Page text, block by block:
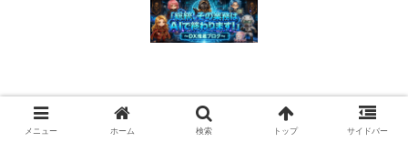
メニュー ホーム 検索 トップ サイドバー